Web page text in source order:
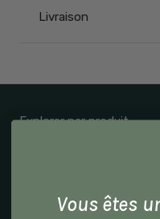
Livraison
Explorer par produit
Chaises & Bancs
Vous êtes